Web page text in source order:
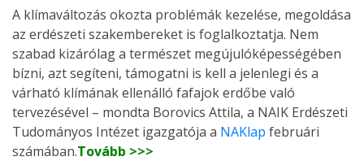
A klímaváltozás okozta problémák kezelése, megoldása
az erdészeti szakembereket is foglalkoztatja. Nem
szabad kizárólag a természet megújulóképességében
bízni, azt segíteni, támogatni is kell a jelenlegi és a
várható klímának ellenálló fafajok erdőbe való
tervezésével – mondta Borovics Attila, a NAIK Erdészeti
Tudományos Intézet igazgatója a NAKlap februári
számában.Tovább >>>